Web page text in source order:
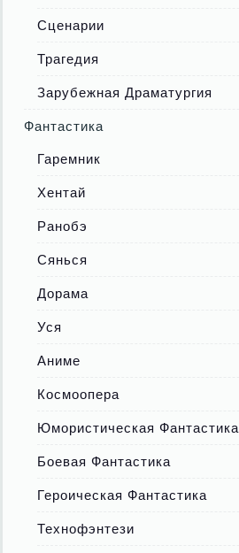
Сценарии
Трагедия
Зарубежная Драматургия
Фантастика
Гаремник
Хентай
Ранобэ
Сянься
Дорама
Уся
Аниме
Космоопера
Юмористическая Фантастика
Боевая Фантастика
Героическая Фантастика
Технофэнтези